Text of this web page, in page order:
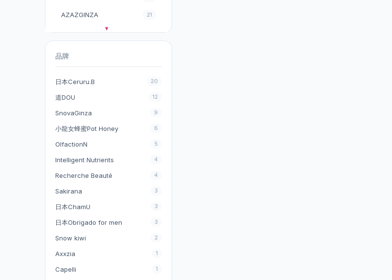
AZAZGINZA 21
Annemarie Borlind 4
Belle Coeur【保濕の女王】 1
BiESt
Cefine
Collagenvital
Coup d'eclat (CDE)
Cs12
FS NMN
品牌
日本Ceruru.B 20
道DOU 12
SnovaGinza 9
小龍女蜂蜜Pot Honey 6
OlfactionN 5
Intelligent Nutrients 4
Recherche Beauté 4
Sakirana 3
日本ChamU 3
日本Obrigado for men 3
Snow kiwi 2
Axxzia 1
Capelli 1